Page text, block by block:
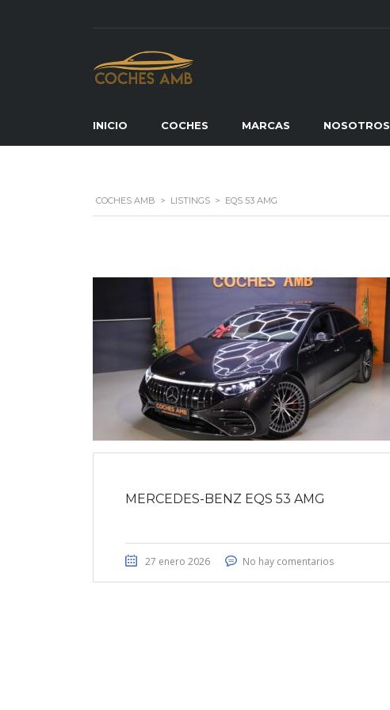
INICIO COCHES MARCAS NOSOTROS
COCHES AMB > LISTINGS > EQS 53 AMG
MERCEDES-BENZ EQS 53 AMG
27 enero 2026 No hay comentarios